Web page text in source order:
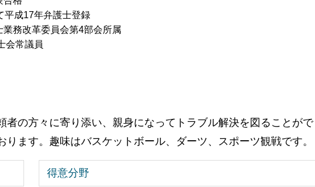
平成17年弁護士登録
務改革委員会第4部会所属
会常議員
者の方々に寄り添い、親身になってトラブル解決を図ることがで
ります。趣味はバスケットボール、ダーツ、スポーツ観戦です。
得意分野